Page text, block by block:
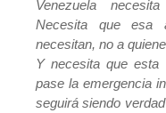
Venezuela
Necesita que esa
necesitan, no a
Y necesita que esta
pase la emergencia
seguirá siendo